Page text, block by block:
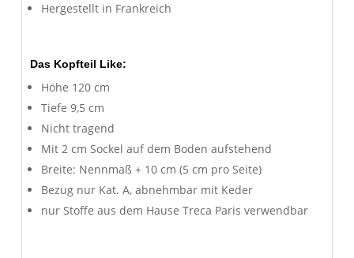
Hergestellt in Frankreich
Das Kopfteil Like:
Höhe 120 cm
Tiefe 9,5 cm
Nicht tragend
Mit 2 cm Sockel auf dem Boden aufstehend
Breite: Nennmaß + 10 cm (5 cm pro Seite)
Bezug nur Kat. A, abnehmbar mit Keder
nur Stoffe aus dem Hause Treca Paris verwendbar